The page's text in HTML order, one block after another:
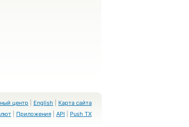
центр English
Карта сайта
Приложения API Push TX